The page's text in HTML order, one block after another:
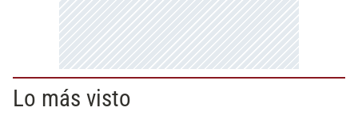
Lo más visto